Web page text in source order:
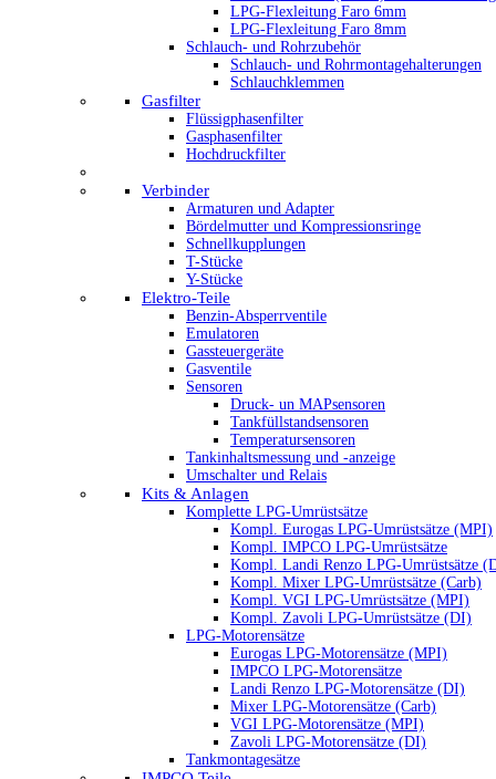
LPG-Flexleitung Faro 6mm
LPG-Flexleitung Faro 8mm
Schlauch- und Rohrzubehör
Schlauch- und Rohrmontagehalterungen
Schlauchklemmen
Gasfilter
Flüssigphasenfilter
Gasphasenfilter
Hochdruckfilter
Verbinder
Armaturen und Adapter
Bördelmutter und Kompressionsringe
Schnellkupplungen
T-Stücke
Y-Stücke
Elektro-Teile
Benzin-Absperrventile
Emulatoren
Gassteuergeräte
Gasventile
Sensoren
Druck- un MAPsensoren
Tankfüllstandsensoren
Temperatursensoren
Tankinhaltsmessung und -anzeige
Umschalter und Relais
Kits & Anlagen
Komplette LPG-Umrüstsätze
Kompl. Eurogas LPG-Umrüstsätze (MPI)
Kompl. IMPCO LPG-Umrüstsätze
Kompl. Landi Renzo LPG-Umrüstsätze
Kompl. Mixer LPG-Umrüstsätze (Carb)
Kompl. VGI LPG-Umrüstsätze (MPI)
Kompl. Zavoli LPG-Umrüstsätze (DI)
LPG-Motorensätze
Eurogas LPG-Motorensätze (MPI)
IMPCO LPG-Motorensätze
Landi Renzo LPG-Motorensätze (DI)
Mixer LPG-Motorensätze (Carb)
VGI LPG-Motorensätze (MPI)
Zavoli LPG-Motorensätze (DI)
Tankmontagesätze